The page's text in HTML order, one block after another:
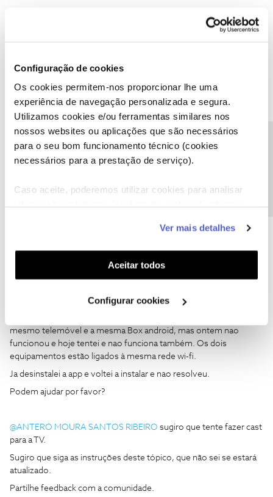
Configuração de cookies
Os cookies permitem-nos proporcionar lhe uma
experiência de navegação personalizada e segura.
Utilizamos cookies e/ou ferramentas similares nos
nossos websites ou aplicações que são necessários
para o seu bom funcionamento técnico (cookies
necessários para a prestação de serviço).
Caso aceite, poderemos utilizar cookies para analisar
funcionalidades (cookies de personalização e
funcionalidade) e adaptar anúncios aos seus interesses
(cookies de publicidade personalizada). Pode gerir a
utilização dos cookies clicando em "Configurar
Ver mais detalhes
Aceitar todos
Configurar cookies
Forum|Forum|1 year ago
nos tv, e para veres tens que subscrever o nostv+ que é 2,50 por
mes.
um bem haja
O amigo Bruno ajuda
1 pessoa gostou
Ontem tentei transmitir da app nos do telemóvel Samsung S23
o símbolo de Chromecast nao está disponível (aparece
mesmo telemóvel e a mesma Box android, mas ontem nao
funcionou e hoje tentei e nao funciona também. Os dois
equipamentos estão ligados à mesma rede wi-fi.
Ja desinstalei a app e voltei a instalar e nao resolveu.
Podem ajudar por favor?
@ANTERO MOURA SANTOS RIBEIRO sugiro que tente fazer cast
para a TV.
Sugiro que siga as instruções deste tópico, que não sei se estará
atualizado.
Partilhe feedback com a comunidade.